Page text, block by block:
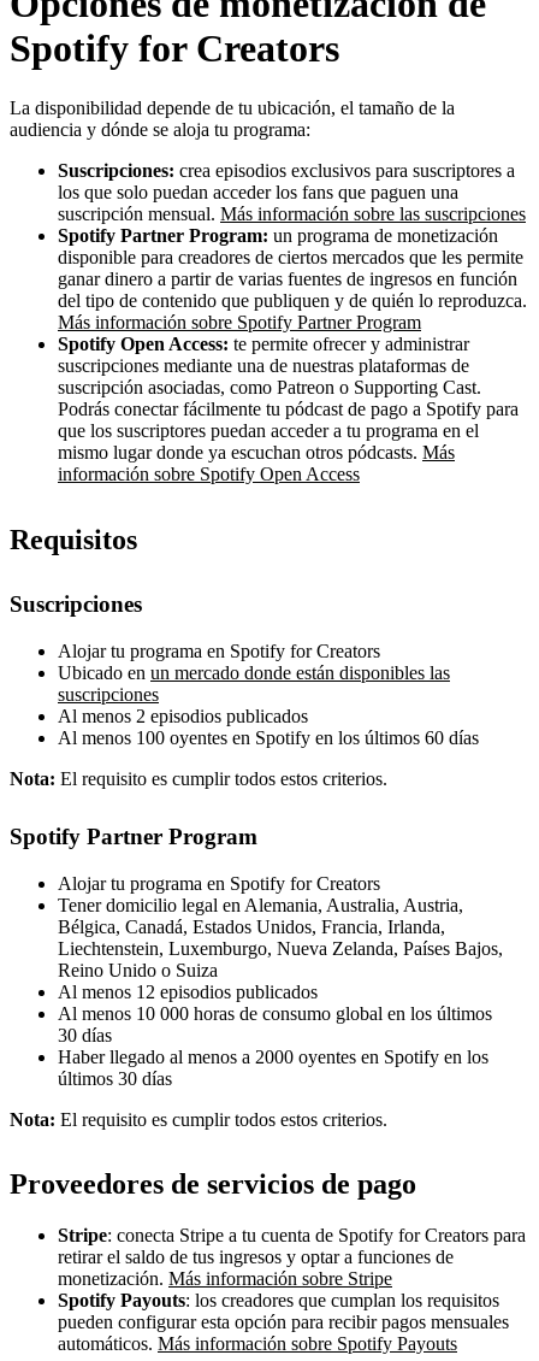
Spotify for Creators
La disponibilidad depende de tu ubicación, el tamaño de la
audiencia y dónde se aloja tu programa:
Suscripciones: crea episodios exclusivos para suscriptores a
los que solo puedan acceder los fans que paguen una
suscripción mensual. Más información sobre las suscripciones
Spotify Partner Program: un programa de monetización
disponible para creadores de ciertos mercados que les permite
ganar dinero a partir de varias fuentes de ingresos en función
del tipo de contenido que publiquen y de quién lo reproduzca.
Más información sobre Spotify Partner Program
Spotify Open Access: te permite ofrecer y administrar
suscripciones mediante una de nuestras plataformas de
suscripción asociadas, como Patreon o Supporting Cast.
Podrás conectar fácilmente tu pódcast de pago a Spotify para
que los suscriptores puedan acceder a tu programa en el
mismo lugar donde ya escuchan otros pódcasts. Más
información sobre Spotify Open Access
Requisitos
Suscripciones
Alojar tu programa en Spotify for Creators
Ubicado en un mercado donde están disponibles las
suscripciones
Al menos 2 episodios publicados
Al menos 100 oyentes en Spotify en los últimos 60 días
Nota: El requisito es cumplir todos estos criterios.
Spotify Partner Program
Alojar tu programa en Spotify for Creators
Tener domicilio legal en Alemania, Australia, Austria,
Bélgica, Canadá, Estados Unidos, Francia, Irlanda,
Liechtenstein, Luxemburgo, Nueva Zelanda, Países Bajos,
Reino Unido o Suiza
Al menos 12 episodios publicados
Al menos 10 000 horas de consumo global en los últimos
30 días
Haber llegado al menos a 2000 oyentes en Spotify en los
últimos 30 días
Nota: El requisito es cumplir todos estos criterios.
Proveedores de servicios de pago
Stripe: conecta Stripe a tu cuenta de Spotify for Creators para
retirar el saldo de tus ingresos y optar a funciones de
monetización. Más información sobre Stripe
Spotify Payouts: los creadores que cumplan los requisitos
pueden configurar esta opción para recibir pagos mensuales
automáticos. Más información sobre Spotify Payouts